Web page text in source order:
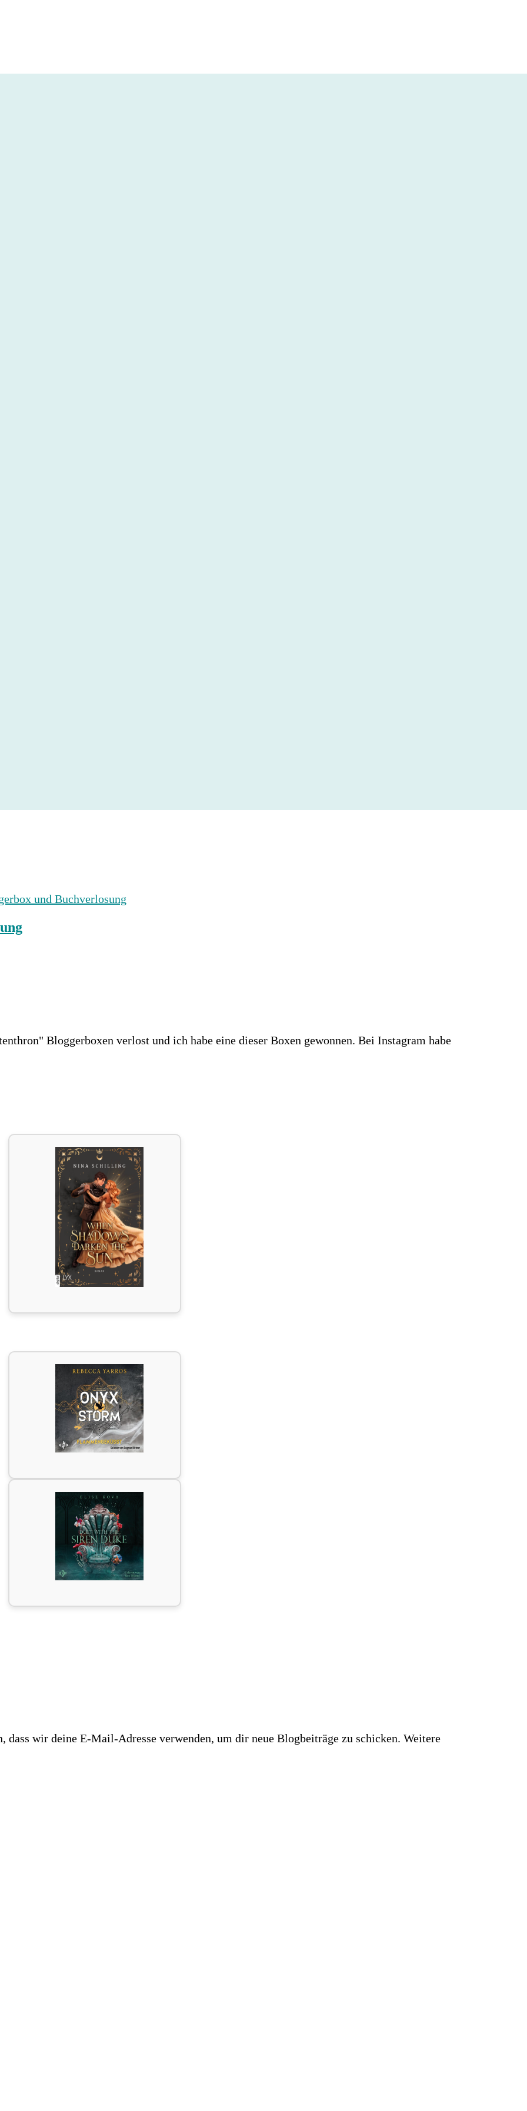
Bloggerboxen verlost und ich habe eine dieser Boxen gewonnen. Bei Instagram habe
wir deine E-Mail-Adresse verwenden, um dir neue Blogbeiträge zu schicken. Weitere